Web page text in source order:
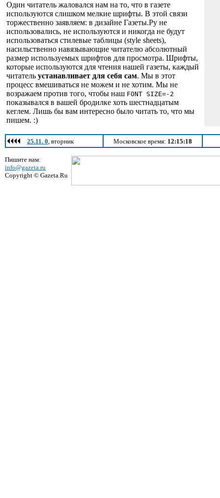
Один читатель жаловался нам на то, что в газете
используются слишком мелкие шрифты. В этой связи
торжественно заявляем: в дизайне Газеты.Ру не
использовались, не используются и никогда не будут
использоваться стилевые таблицы (style sheets),
насильственно навязывающие читателю абсолютный
размер используемых шрифтов для просмотра. Шрифты,
которые используются для чтения нашей газеты, каждый
читатель устанавливает для себя сам. Мы в этот
процесс вмешиваться не можем и не хотим. Мы не
возражаем против того, чтобы наш FONT SIZE=-2
показывался в вашей бродилке хоть шестнадцатым
кеглем. Лишь бы вам интересно было читать то, что мы
пишем. :)
25.11. 0, вторник Московское время: 12:15:18
Пишите нам:
info@gazeta.ru
Copyright © Gazeta.Ru